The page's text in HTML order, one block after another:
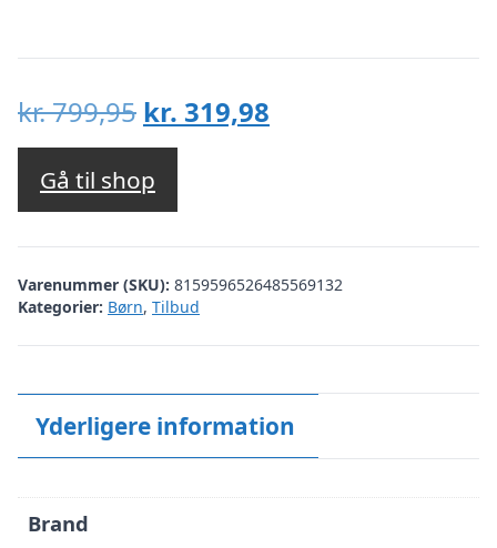
kr.799,95 Den
oprindelige
pris
var:
kr. 799,95.
kr. 319,98
kr. 319,98.
Gå til shop
Varenummer (SKU): 8159596526485569132
Kategorier: Børn, Tilbud
Yderligere information
Brand